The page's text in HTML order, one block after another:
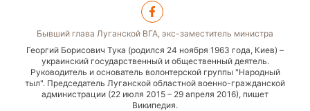
Бывший глава Луганской ВГА, экс-заместитель министра
Георгий Борисович Тука (родился 24 ноября 1963 года, Киев) –
украинский государственный и общественный деятель.
Руководитель и основатель волонтерской группы "Народный
тыл". Председатель Луганской областной военно-гражданской
администрации (22 июля 2015 – 29 апреля 2016), пишет
Википедия.